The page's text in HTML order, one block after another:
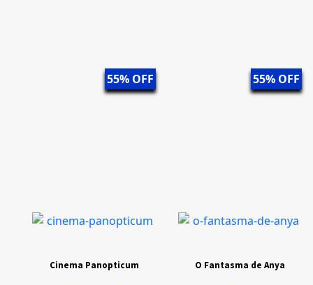
55% OFF
Cinema Panopticum
55% OFF
O Fantasma de Anya